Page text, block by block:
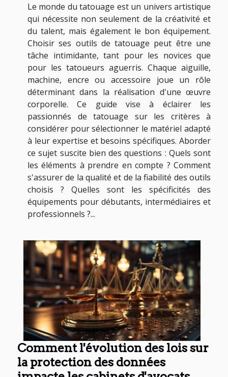
Le monde du tatouage est un univers artistique
qui nécessite non seulement de la créativité et
du talent, mais également le bon équipement.
Choisir ses outils de tatouage peut être une
tâche intimidante, tant pour les novices que
pour les tatoueurs aguerris. Chaque aiguille,
machine, encre ou accessoire joue un rôle
déterminant dans la réalisation d'une œuvre
corporelle. Ce guide vise à éclairer les
passionnés de tatouage sur les critères à
considérer pour sélectionner le matériel adapté
à leur expertise et besoins spécifiques. Aborder
ce sujet suscite bien des questions : Quels sont
les éléments à prendre en compte ? Comment
s'assurer de la qualité et de la fiabilité des outils
choisis ? Quelles sont les spécificités des
équipements pour débutants, intermédiaires et
professionnels ?...
Comment l'évolution des lois sur
la protection des données